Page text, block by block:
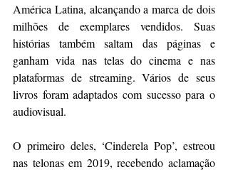
América Latina, alcançando a marca de dois
milhões de exemplares vendidos. Suas
histórias também saltam das páginas e
ganham vida nas telas do cinema e nas
plataformas de streaming. Vários de seus
livros foram adaptados com sucesso para o
audiovisual.
O primeiro deles, ‘Cinderela Pop’, estreou
nas telonas em 2019, recebendo aclamação